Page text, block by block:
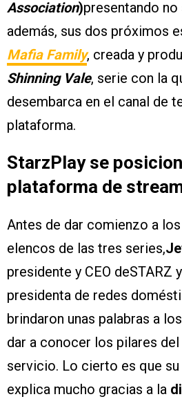
Association)presentando
además, sus dos próximos
Mafia Family, creada y
Shinning Vale, serie con la
desembarca en el canal de
plataforma.
StarzPlay se
plataforma de
Antes de dar comienzo a
elencos de las tres series,
presidente y CEO deSTARZ y
presidenta de redes
brindaron unas palabras a
dar a conocer los pilares
servicio. Lo cierto es que
explica mucho gracias a la